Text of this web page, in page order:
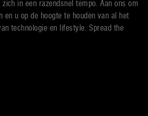
in een razendsnel tempo. Aan ons om
u op de hoogte te houden van al het
technologie en lifestyle. Spread the